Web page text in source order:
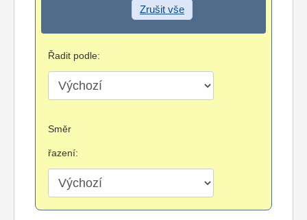
Zrušit vše
Řadit podle:
Směr
řazení: